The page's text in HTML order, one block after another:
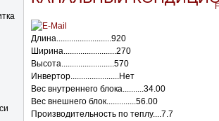
Длина..........................920
Ширина.........................270
Высота.........................570
Инвертор.......................Нет
Вес внутреннего блока..........34.00
Вес внешнего блок..............56.00
Производительность по теплу....7.7